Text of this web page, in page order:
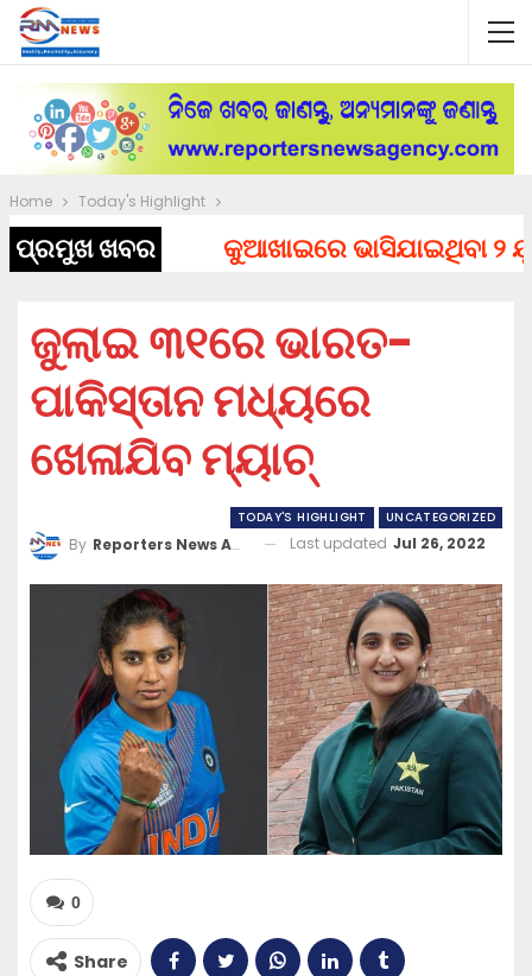
Home Today's Highlight
ପ୍ରମୁଖ ଖବର କୁଆଖାଇରେ ଭାସିଯାଇଥିବା ୨
ଜୁଲାଇ ୩୧ରେ ଭାରତ-
ପାକିସ୍ତାନ ମଧ୍ୟରେ
ଖେଳାଯିବ ମ୍ୟାଚ୍
TODAY'S HIGHLIGHT UNCATEGORIZED
By Reporters News Agency Last updated Jul 26, 2022
0
Share